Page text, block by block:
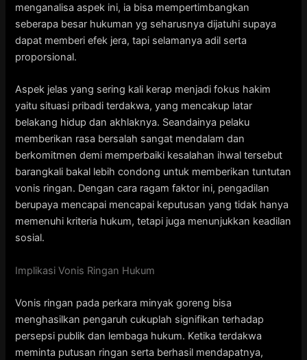
menganalisa aspek ini, ia bisa mempertimbangkan
seberapa besar hukuman yg seharusnya dijatuhi supaya
dapat memberi efek jera, tapi selamanya adil serta
proporsional.
Aspek jelas yang sering kali kerap menjadi fokus hakim
yaitu situasi pribadi terdakwa, yang mencakup latar
belakang hidup dan akhlaknya. Seandainya pelaku
memberikan rasa bersalah sangat mendalam dan
berkomitmen demi memperbaiki kesalahan ihwal tersebut
barangkali bakal lebih condong untuk memberikan tuntutan
vonis ringan. Dengan cara ragam faktor ini, pengadilan
berupaya mencapai mencapai keputusan yang tidak hanya
memenuhi kriteria hukum, tetapi juga menunjukkan keadilan
sosial.
Implikasi Vonis Ringan Hukum
Vonis ringan pada perkara minyak goreng bisa
menghasilkan pengaruh cukuplah signifikan terhadap
persepsi publik dan lembaga hukum. Ketika terdakwa
meminta putusan ringan serta berhasil mendapatnya,